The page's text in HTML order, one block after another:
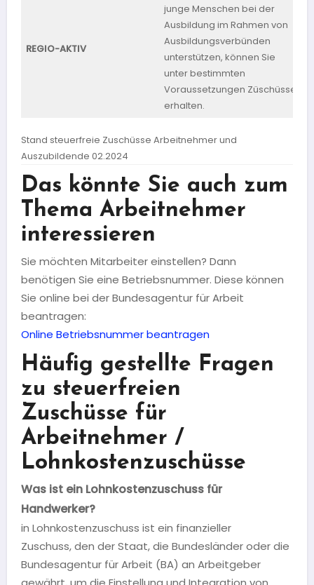
REGIO-AKTIV
junge Menschen bei der
Ausbildung im Rahmen von
Ausbildungsverbünden
unterstützen, können Sie
unter bestimmten
Voraussetzungen Züschüsse
erhalten.
Stand steuerfreie Zuschüsse Arbeitnehmer und
Auszubildende 02.2024
Das könnte Sie auch zum
Thema Arbeitnehmer
interessieren
Sie möchten Mitarbeiter einstellen? Dann
benötigen Sie eine Betriebsnummer. Diese können
Sie online bei der Bundesagentur für Arbeit
beantragen:
Online Betriebsnummer beantragen
Häufig gestellte Fragen
zu steuerfreien
Zuschüsse für
Arbeitnehmer /
Lohnkostenzuschüsse
Was ist ein Lohnkostenzuschuss für
Handwerker?
in Lohnkostenzuschuss ist ein finanzieller
Zuschuss, den der Staat, die Bundesländer oder die
Bundesagentur für Arbeit (BA) an Arbeitgeber